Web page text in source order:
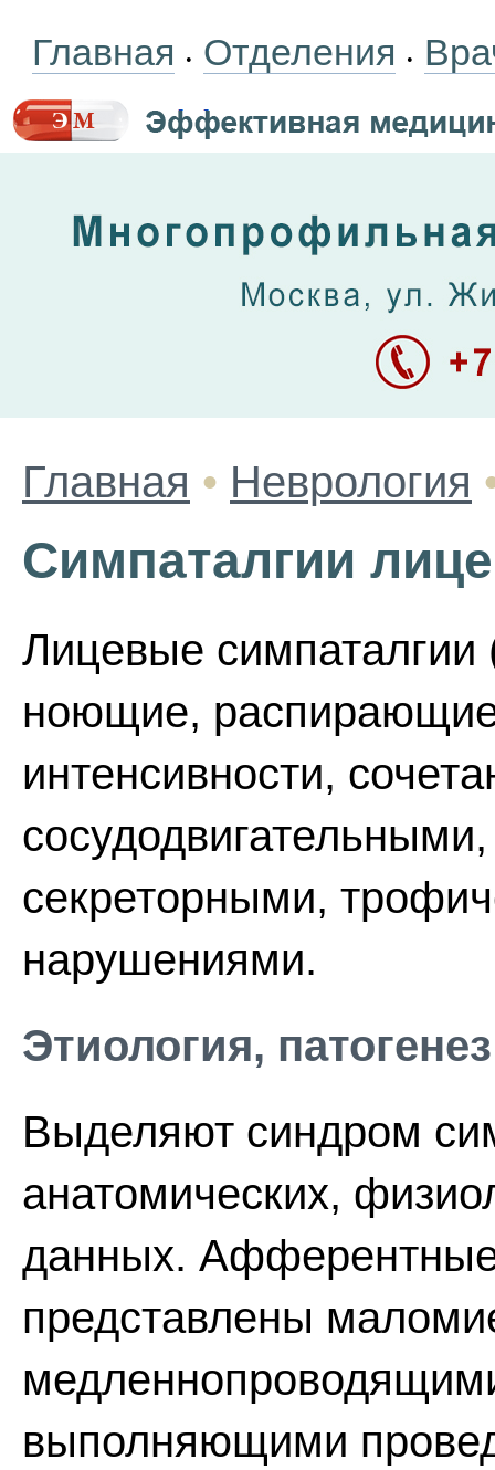
Главная • Отделения •
Главная • Неврология
Симпаталгии
Лицевые симпаталгии
ноющие,
интенсивности,
секреторными,
нарушениями.
Этиология, патогенез
Выделяют синдром
анатомических,
данных. Афферентные
представлены
выполняющими